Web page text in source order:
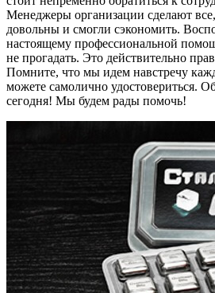
Менеджеры организации сделают
довольны и смогли сэкономить.
настоящему профессиональной
не прогадать. Это действительно
Помните, что мы идем навстречу
можете самолично удостовериться.
сегодня! Мы будем рады помочь!